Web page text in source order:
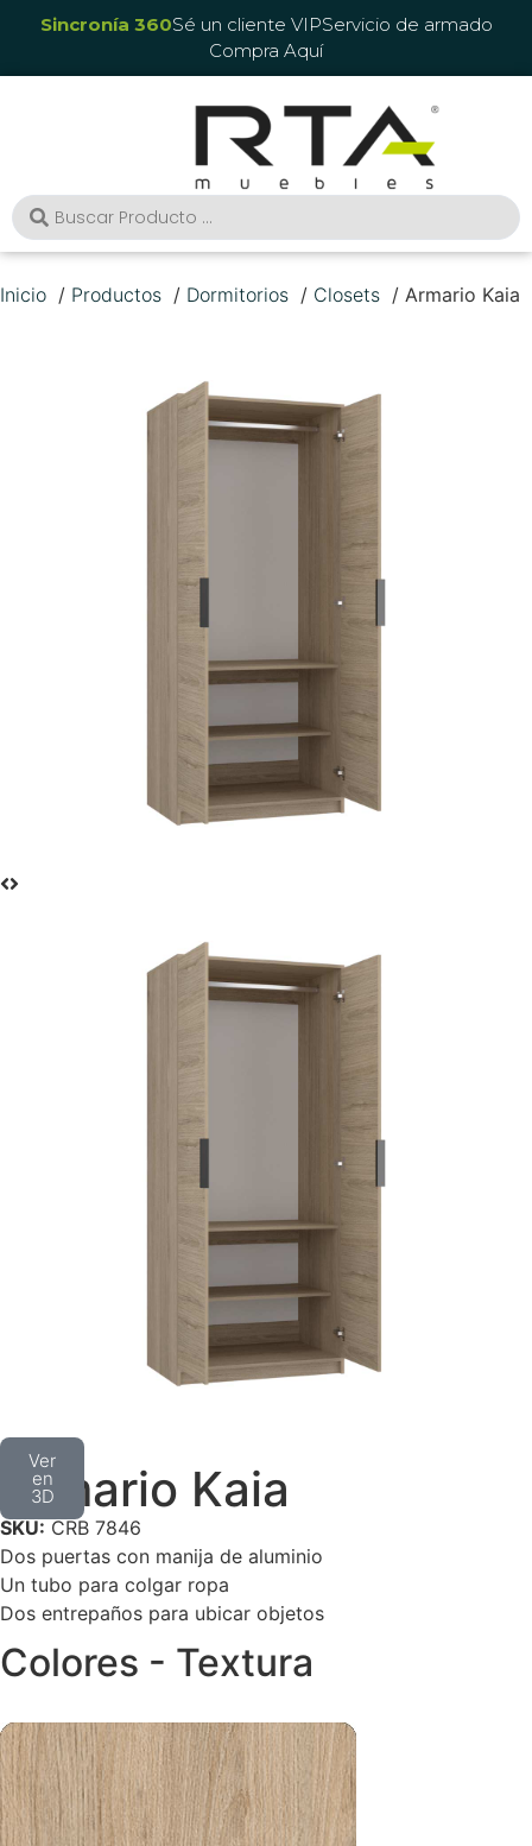
Sincronía 360Sé un cliente VIPServicio de armado
Compra Aquí
Inicio Productos Dormitorios Closets Armario Kaia
Ver
en
3D
Armario Kaia
SKU: CRB 7846
Dos puertas con manija de aluminio
Un tubo para colgar ropa
Dos entrepaños para ubicar objetos
Colores - Textura